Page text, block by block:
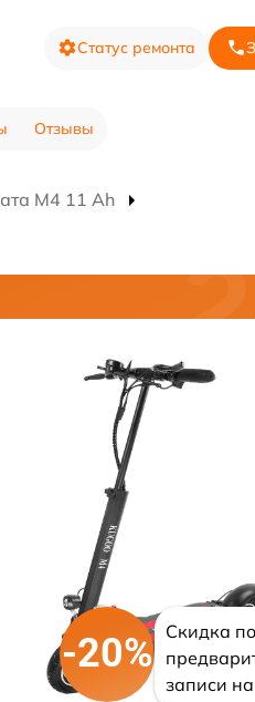
Статус ремонта
Отзывы
M4 11 Ah
-20%
Скидка по
записи